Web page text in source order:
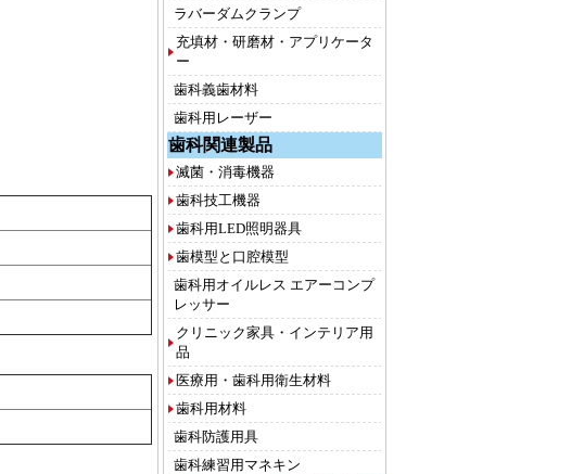
ラバーダムクランプ
充填材・研磨材・アプリケータ
ー
歯科義歯材料
歯科用レーザー
歯科関連製品
滅菌・消毒機器
歯科技工機器
歯科用LED照明器具
歯模型と口腔模型
歯科用オイルレス エアーコンプ
レッサー
クリニック家具・インテリア用
品
医療用・歯科用衛生材料
歯科用材料
歯科防護用具
歯科練習用マネキン